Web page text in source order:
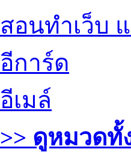
สอนทำเว็บ
อีการ์ด
อีเมล์
>> ดูหมวดทั้